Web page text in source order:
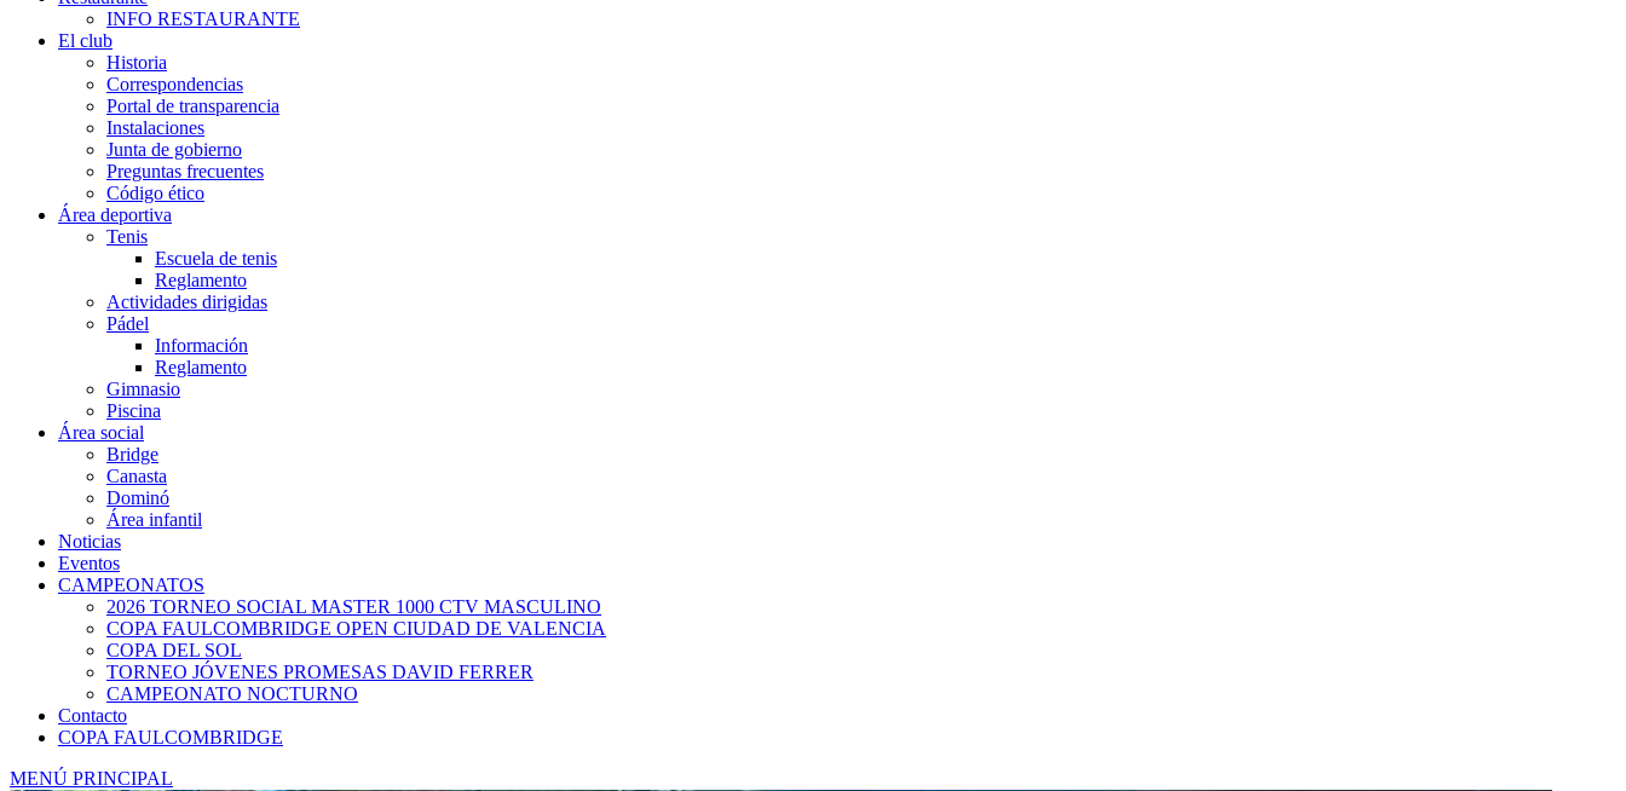
INFO RESTAURANTE
El club
Historia
Correspondencias
Portal de transparencia
Instalaciones
Junta de gobierno
Preguntas frecuentes
Código ético
Área deportiva
Tenis
Escuela de tenis
Reglamento
Actividades dirigidas
Pádel
Información
Reglamento
Gimnasio
Piscina
Área social
Bridge
Canasta
Dominó
Área infantil
Noticias
Eventos
CAMPEONATOS
2026 TORNEO SOCIAL MASTER 1000 CTV MASCULINO
COPA FAULCOMBRIDGE OPEN CIUDAD DE VALENCIA
COPA DEL SOL
TORNEO JÓVENES PROMESAS DAVID FERRER
CAMPEONATO NOCTURNO
Contacto
COPA FAULCOMBRIDGE
MENÚ PRINCIPAL